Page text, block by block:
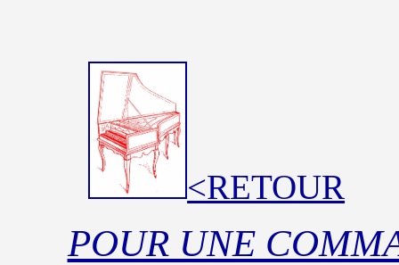
<RETOUR
POUR UNE